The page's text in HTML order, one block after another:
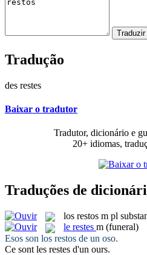
Tradução
des restes
Baixar o tradutor
Tradutor, dicionário e
20+ idiomas,
Traduções de
los restos m pl
le restes m (funeral)
Esos son los restos de un oso.
Ce sont les restes d'un ours.